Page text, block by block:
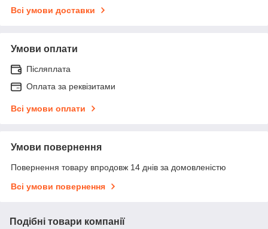
Всі умови доставки
Умови оплати
Післяплата
Оплата за реквізитами
Всі умови оплати
Умови повернення
Повернення товару впродовж 14 днів за домовленістю
Всі умови повернення
Подібні товари компанії